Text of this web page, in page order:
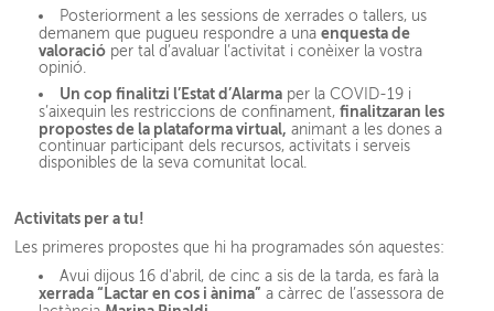
Posteriorment a les sessions de xerrades o tallers, us
demanem que pugueu respondre a unaenquesta de
valoració per tal d’avaluar l’activitat i conèixer la vostra
opinió.
Un cop finalitzi l’Estat d’Alarma per la COVID-19 i
s’aixequin les restriccions de confinament,finalitzaran les
propostes de la plataforma virtual, animant a les dones a
continuar participant dels recursos, activitats i serveis
disponibles de la seva comunitat local.
Activitats per a tu!
Les primeres propostes que hi ha programades són aquestes:
Avui dijous 16 d'abril, de cinc a sis de la tarda, es farà la
xerrada “Lactar en cos i ànima” a càrrec de l’assessora de